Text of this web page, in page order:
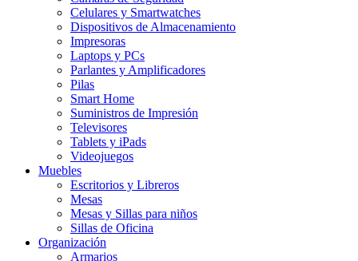
Celulares y Smartwatches
Dispositivos de Almacenamiento
Impresoras
Laptops y PCs
Parlantes y Amplificadores
Pilas
Smart Home
Suministros de Impresión
Televisores
Tablets y iPads
Videojuegos
Muebles
Escritorios y Libreros
Mesas
Mesas y Sillas para niños
Sillas de Oficina
Organización
Armarios